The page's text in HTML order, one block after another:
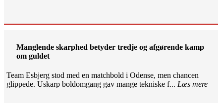
Manglende skarphed betyder tredje og afgørende kamp
om guldet
Team Esbjerg stod med en matchbold i Odense, men chancen
glippede. Uskarp boldomgang gav mange tekniske f... Læs mere